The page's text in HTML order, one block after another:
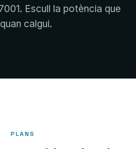
Escull la potència que
calgui.
PLANS